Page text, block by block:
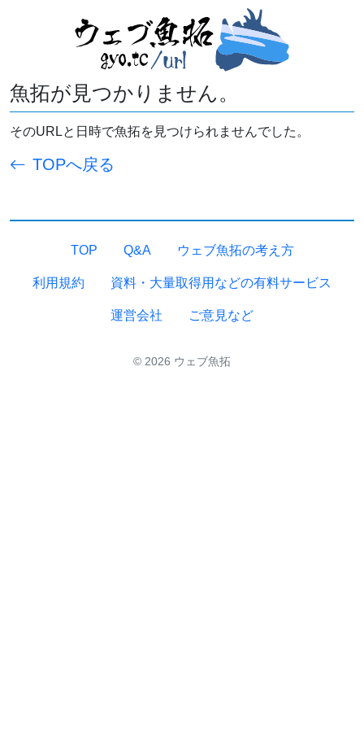
魚拓が見つかりません。
そのURLと日時で魚拓を見つけられませんでした。
TOPへ戻る
TOP Q&A ウェブ魚拓の考え方
利用規約 資料・大量取得用などの有料サービス
運営会社 ご意見など
© 2026 ウェブ魚拓